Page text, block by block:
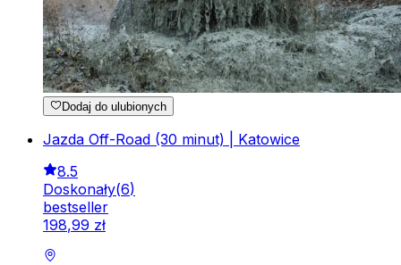
Dodaj do ulubionych
Jazda Off-Road (30 minut) | Katowice
8.5
Doskonały(6)
bestseller
198,99 zł